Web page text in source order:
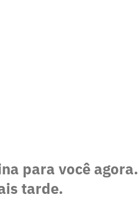
para você agora.
tarde.